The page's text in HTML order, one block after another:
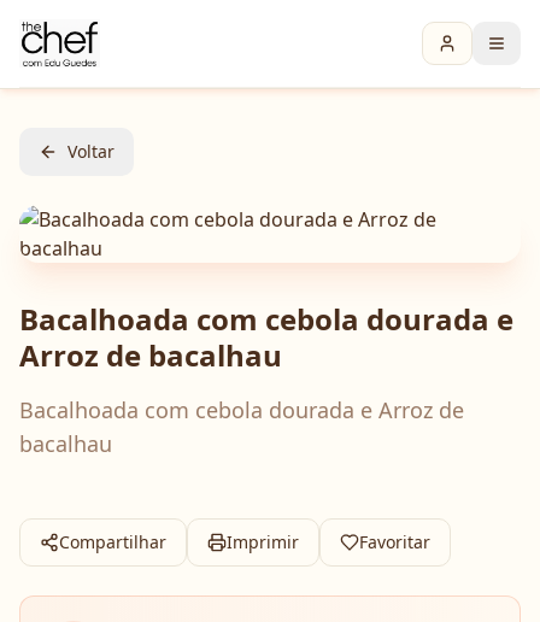
Voltar
Bacalhoada com cebola dourada e
Arroz de bacalhau
Bacalhoada com cebola dourada e Arroz de
bacalhau
Compartilhar Imprimir Favoritar